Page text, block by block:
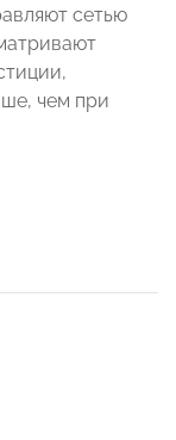
сетью
чем при